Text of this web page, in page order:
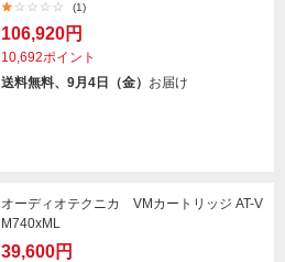
(1)
106,920円
10,692ポイント
送料無料、9月4日（金） お届け
オーディオテクニカ VMカートリッジ AT-V
M740xML
39,600円